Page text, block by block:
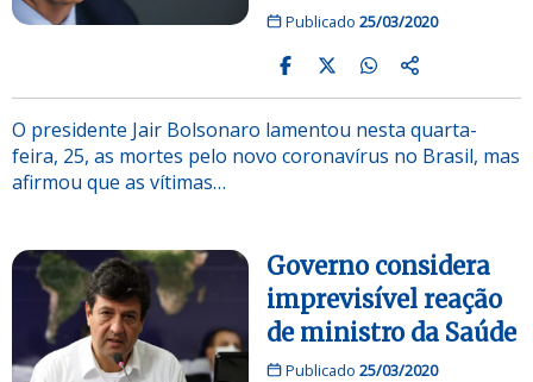
Publicado 25/03/2020
O presidente Jair Bolsonaro lamentou nesta quarta-
feira, 25, as mortes pelo novo coronavírus no Brasil, mas
afirmou que as vítimas…
Governo considera
imprevisível reação
de ministro da Saúde
Publicado 25/03/2020